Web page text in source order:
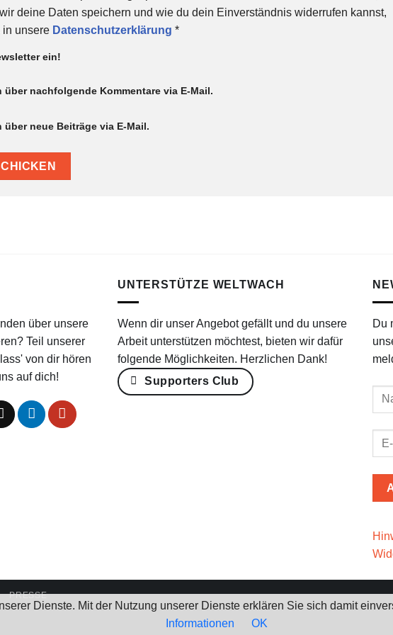
deine Daten speichern und wie du dein Einverständnis widerrufen kannst,
in unsere Datenschutzerklärung *
ein!
nachfolgende Kommentare via E-Mail.
neue Beiträge via E-Mail.
über unsere
Teil unserer
von dir hören
auf dich!
UNTERSTÜTZE WELTWACH
Wenn dir unser Angebot gefällt und du unsere
Arbeit unterstützen möchtest, bieten wir dafür
folgende Möglichkeiten. Herzlichen Dank!
Supporters Club
Du
PRESSE
Dienste. Mit der Nutzung unserer Dienste erklären Sie sich damit
Informationen
OK